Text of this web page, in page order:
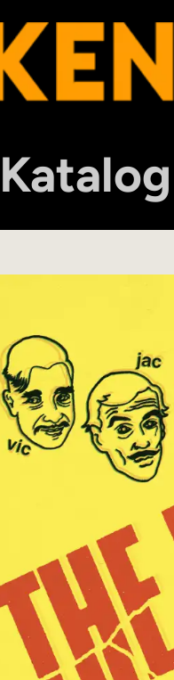
Katalog